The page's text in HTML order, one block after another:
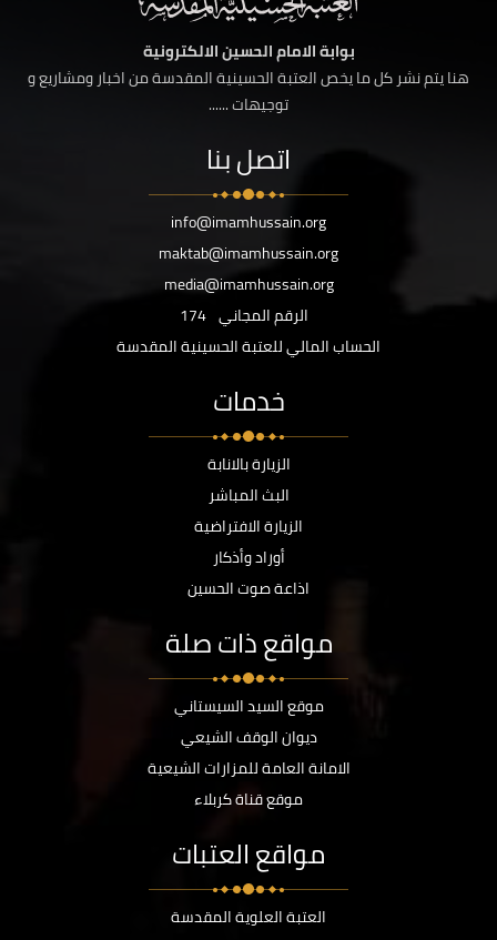
بوابة الامام الحسين الالكترونية
هنا يتم نشر كل ما يخص العتبة الحسينية المقدسة من اخبار ومشاريع و
توجيهات ......
اتصل بنا
info@imamhussain.org
maktab@imamhussain.org
media@imamhussain.org
الرقم المجاني 174
الحساب المالي للعتبة الحسينية المقدسة
خدمات
الزيارة بالانابة
البث المباشر
الزيارة الافتراضية
أوراد وأذكار
اذاعة صوت الحسين
مواقع ذات صلة
موقع السيد السيستاني
ديوان الوقف الشيعي
الامانة العامة للمزارات الشيعية
موقع قناة كربلاء
مواقع العتبات
العتبة العلوية المقدسة